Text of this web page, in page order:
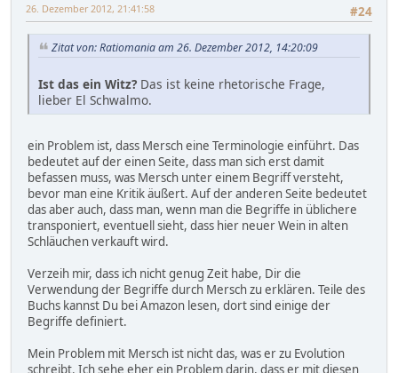
#24
26. Dezember 2012, 21:41:58
Zitat von: Ratiomania am 26. Dezember 2012, 14:20:09
Ist das ein Witz? Das ist keine rhetorische Frage,
lieber El Schwalmo.
ein Problem ist, dass Mersch eine Terminologie einführt. Das
bedeutet auf der einen Seite, dass man sich erst damit
befassen muss, was Mersch unter einem Begriff versteht,
bevor man eine Kritik äußert. Auf der anderen Seite bedeutet
das aber auch, dass man, wenn man die Begriffe in üblichere
transponiert, eventuell sieht, dass hier neuer Wein in alten
Schläuchen verkauft wird.
Verzeih mir, dass ich nicht genug Zeit habe, Dir die
Verwendung der Begriffe durch Mersch zu erklären. Teile des
Buchs kannst Du bei Amazon lesen, dort sind einige der
Begriffe definiert.
Mein Problem mit Mersch ist nicht das, was er zu Evolution
schreibt. Ich sehe eher ein Problem darin, dass er mit diesen